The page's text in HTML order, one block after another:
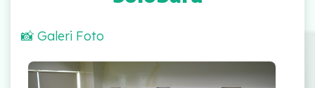
UGD
Laboratorium
📸 Galeri Foto